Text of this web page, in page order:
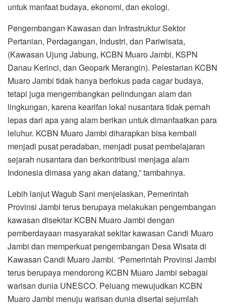
untuk manfaat budaya, ekonomi, dan ekologi.
Pengembangan Kawasan dan Infrastruktur Sektor
Pertanian, Perdagangan, Industri, dan Pariwisata,
(Kawasan Ujung Jabung, KCBN Muaro Jambi, KSPN
Danau Kerinci, dan Geopark Merangin). Pelestarian KCBN
Muaro Jambi tidak hanya berfokus pada cagar budaya,
tetapi juga mengembangkan pelindungan alam dan
lingkungan, karena kearifan lokal nusantara tidak pernah
lepas dari apa yang alam berikan untuk dimanfaatkan para
leluhur. KCBN Muaro Jambi diharapkan bisa kembali
menjadi pusat peradaban, menjadi pusat pembelajaran
sejarah nusantara dan berkontribusi menjaga alam
Indonesia dimasa yang akan datang,” tambahnya.
Lebih lanjut Wagub Sani menjelaskan, Pemerintah
Provinsi Jambi terus berupaya melakukan pengembangan
kawasan disekitar KCBN Muaro Jambi dengan
pemberdayaan masyarakat sekitar kawasan Candi Muaro
Jambi dan memperkuat pengembangan Desa Wisata di
Kawasan Candi Muaro Jambi. “Pemerintah Provinsi Jambi
terus berupaya mendorong KCBN Muaro Jambi sebagai
warisan dunia UNESCO. Peluang mewujudkan KCBN
Muaro Jambi menuju warisan dunia disertai sejumlah